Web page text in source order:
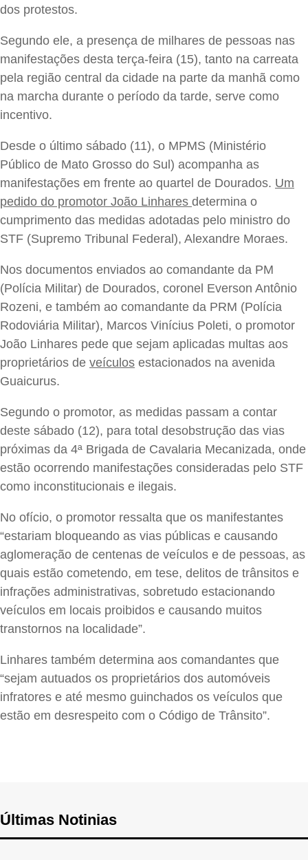
dos protestos.
Segundo ele, a presença de milhares de pessoas nas
manifestações desta terça-feira (15), tanto na carreata
pela região central da cidade na parte da manhã como
na marcha durante o período da tarde, serve como
incentivo.
Desde o último sábado (11), o MPMS (Ministério
Público de Mato Grosso do Sul) acompanha as
manifestações em frente ao quartel de Dourados. Um
pedido do promotor João Linhares determina o
cumprimento das medidas adotadas pelo ministro do
STF (Supremo Tribunal Federal), Alexandre Moraes.
Nos documentos enviados ao comandante da PM
(Polícia Militar) de Dourados, coronel Everson Antônio
Rozeni, e também ao comandante da PRM (Polícia
Rodoviária Militar), Marcos Vinícius Poleti, o promotor
João Linhares pede que sejam aplicadas multas aos
proprietários de veículos estacionados na avenida
Guaicurus.
Segundo o promotor, as medidas passam a contar
deste sábado (12), para total desobstrução das vias
próximas da 4ª Brigada de Cavalaria Mecanizada, onde
estão ocorrendo manifestações consideradas pelo STF
como inconstitucionais e ilegais.
No ofício, o promotor ressalta que os manifestantes
“estariam bloqueando as vias públicas e causando
aglomeração de centenas de veículos e de pessoas, as
quais estão cometendo, em tese, delitos de trânsitos e
infrações administrativas, sobretudo estacionando
veículos em locais proibidos e causando muitos
transtornos na localidade”.
Linhares também determina aos comandantes que
“sejam autuados os proprietários dos automóveis
infratores e até mesmo guinchados os veículos que
estão em desrespeito com o Código de Trânsito”.
Últimas Notinias